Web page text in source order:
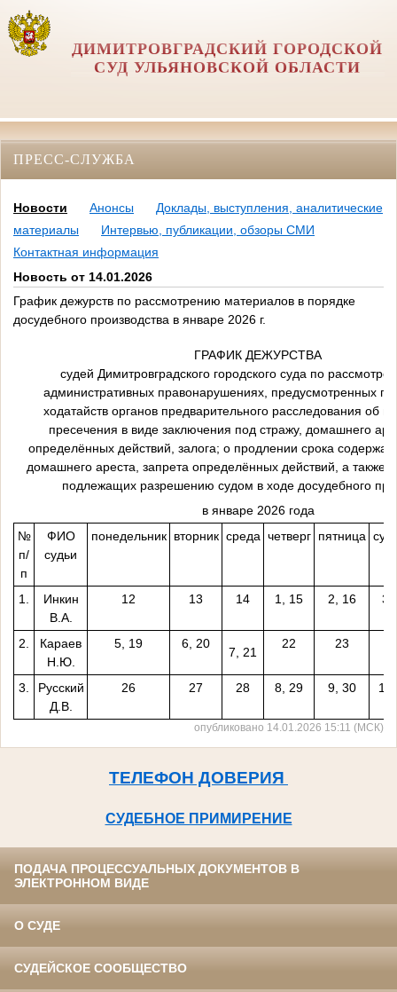
ДИМИТРОВГРАДСКИЙ ГОРОДСКОЙ
СУД УЛЬЯНОВСКОЙ ОБЛАСТИ
ПРЕСС-СЛУЖБА
Новости Анонсы
Доклады, выступления, аналитические
материалы
Интервью, публикации, обзоры СМИ
Контактная информация
Новость от 14.01.2026
График дежурств по рассмотрению материалов в порядке
досудебного производства в январе 2026 г.
ГРАФИК ДЕЖУРСТВА
судей Димитровградского городского суда по
административных правонарушениях, предусмотренных
ходатайств органов предварительного расследования об
пресечения в виде заключения под стражу, домашнего
определённых действий, залога; о продлении срока
домашнего ареста, запрета определённых действий, а также
подлежащих разрешению судом в ходе досудебного
в январе 2026 года
№
п/
п
ФИО
судьи
понедельник вторник среда четверг пятница
1.
Инкин
В.А.
12 13 14 1, 15 2, 16 3,
2.
Караев
Н.Ю.
5, 19 6, 20
7, 21
22 23
3.
Русский
Д.В.
26 27 28 8, 29 9, 30
опубликовано 14.01.2026 15:11 (МСК)
ТЕЛЕФОН ДОВЕРИЯ
СУДЕБНОЕ ПРИМИРЕНИЕ
ПОДАЧА ПРОЦЕССУАЛЬНЫХ ДОКУМЕНТОВ В
ЭЛЕКТРОННОМ ВИДЕ
О СУДЕ
СУДЕЙСКОЕ СООБЩЕСТВО